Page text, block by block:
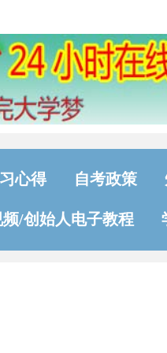
心得 自考政策
/创始人电子教程